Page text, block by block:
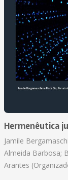
Hermenêutica
Jamile
Almeida Barbosa;
Arantes